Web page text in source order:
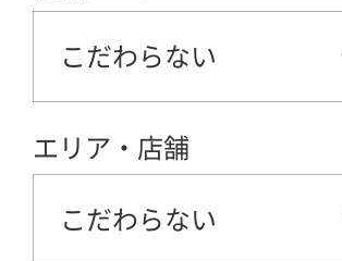
こだわらない
エリア・店舗
こだわらない